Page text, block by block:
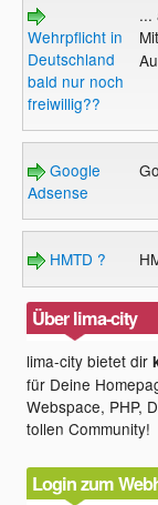
Wehrpflicht in
Deutschland
bald nur noch
freiwillig??
...
Google
Adsense
HMTD ?
Über lima-city
lima-city bietet dir
für Deine
Webspace, PHP,
tollen Community!
Login zum